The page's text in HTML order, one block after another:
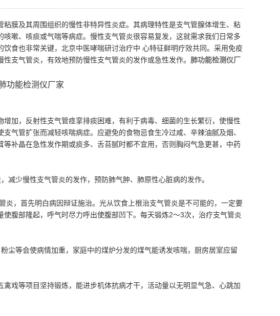
膜及其周围组织的慢性非特异性炎症。其病理特性是支气管腺体增生、粘
嗽、咳痰或气喘等病症。慢性支气管炎很容易复发，这就需求我们日常多
食也非常关键，北京中医哮喘研讨治疗中 心特征鲜明疗效共同。采用免疫
支气管炎，有效地预防慢性支气管炎的发作或急性发作。 肺功能检测仪厂
加，反射性支气管痉挛排痰困难，有利于病毒、细菌的生长繁衍，使慢性
气管扩张而减轻咳喘病症。应避免的食物忌食生冷过咸、辛辣油腻及烟、
补晶在急性发作期或痰多、舌苔腻时都不宜用，否则胸闷气急更甚，中药
减少慢性支气管炎的发作，预防肺气肿、肺原性心脏病的发作。
炎，首先明白病因辩证施治。光从饮食上根治支气管炎是不可能的，一定要
腹部隆起，呼气时尽力呼出使腹部凹下。每天锻炼2～3次，治疗支气管炎
尘等会使病情加重，家庭中的煤炉分发的煤气能诱发咳喘，厨房居室应留
戏等项目坚持锻炼，能进步机体抗病才干，活动量以无明显气急、心跳加